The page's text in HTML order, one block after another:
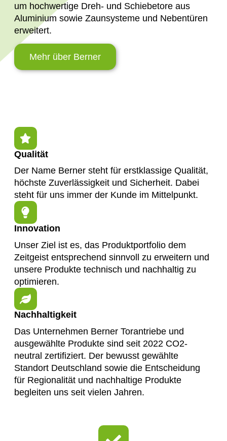
um hochwertige Dreh- und Schiebetore aus
Aluminium sowie Zaunsysteme und Nebentüren
erweitert.
Mehr über Berner
Qualität
Der Name Berner steht für erstklassige Qualität,
höchste Zuverlässigkeit und Sicherheit. Dabei
steht für uns immer der Kunde im Mittelpunkt.
Innovation
Unser Ziel ist es, das Produktportfolio dem
Zeitgeist entsprechend sinnvoll zu erweitern und
unsere Produkte technisch und nachhaltig zu
optimieren.
Nachhaltigkeit
Das Unternehmen Berner Torantriebe und
ausgewählte Produkte sind seit 2022 CO2-
neutral zertifiziert. Der bewusst gewählte
Standort Deutschland sowie die Entscheidung
für Regionalität und nachhaltige Produkte
begleiten uns seit vielen Jahren.